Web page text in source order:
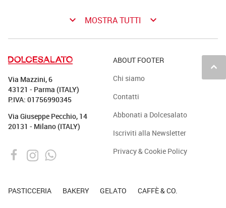
keyboard_arrow_down MOSTRA TUTTI keyboard_arrow_down
keyboard_arrow_up
Via Mazzini, 6
43121 - Parma (ITALY)
P.IVA: 01756990345
Via Giuseppe Pecchio, 14
20131 - Milano (ITALY)
ABOUT FOOTER
Chi siamo
Contatti
Abbonati a Dolcesalato
Iscriviti alla Newsletter
Privacy & Cookie Policy
PASTICCERIA BAKERY GELATO CAFFÈ & CO.